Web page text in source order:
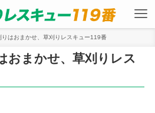
りはおまかせ、草刈りレスキュー119番
おまかせ、草刈りレス